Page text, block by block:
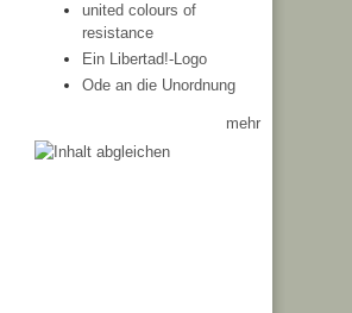
united colours of
resistance
Ein Libertad!-Logo
Ode an die Unordnung
mehr